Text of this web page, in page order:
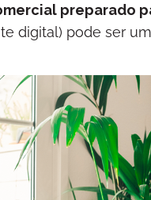
preparado
digital) pode ser